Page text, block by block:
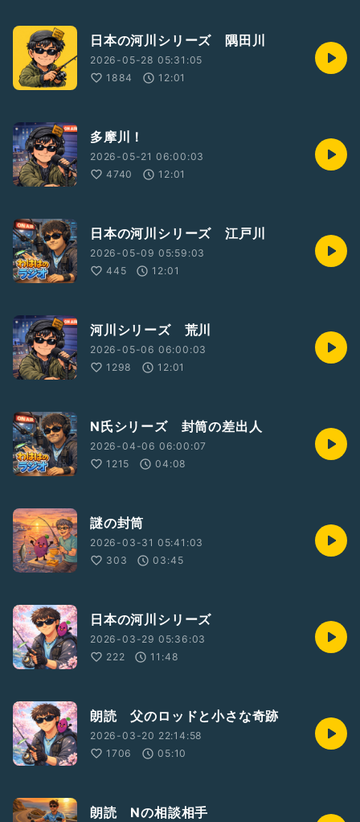
日本の河川シリーズ 隅田川
2026-05-28 05:31:05
1884
12:01
多摩川！
2026-05-21 06:00:03
4740
12:01
日本の河川シリーズ 江戸川
2026-05-09 05:59:03
445
12:01
河川シリーズ 荒川
2026-05-06 06:00:03
1298
12:01
N氏シリーズ 封筒の差出人
2026-04-06 06:00:07
1215
04:08
謎の封筒
2026-03-31 05:41:03
303
03:45
日本の河川シリーズ
2026-03-29 05:36:03
222
11:48
朗読 父のロッドと小さな奇跡
2026-03-20 22:14:58
1706
05:10
朗読 Nの相談相手